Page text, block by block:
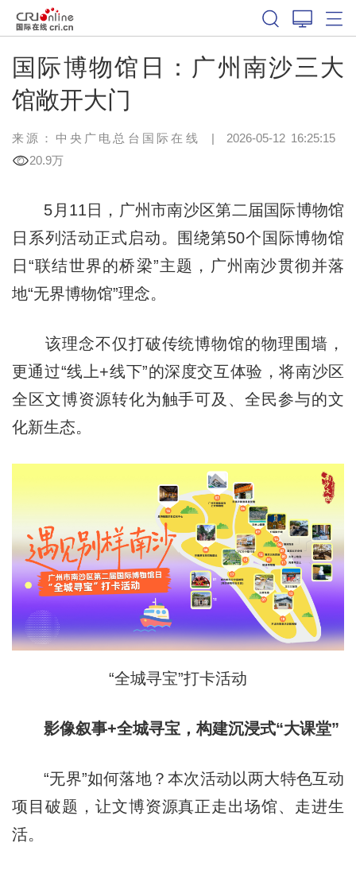
国际博物馆日：广州南沙三大
馆敞开大门
来源：中央广电总台国际在线 | 2026-05-12 16:25:15
20.9万
5月11日，广州市南沙区第二届国际博物馆
日系列活动正式启动。围绕第50个国际博物馆
日“联结世界的桥梁”主题，广州南沙贯彻并落
地“无界博物馆”理念。
该理念不仅打破传统博物馆的物理围墙，
更通过“线上+线下”的深度交互体验，将南沙区
全区文博资源转化为触手可及、全民参与的文
化新生态。
“全城寻宝”打卡活动
影像叙事+全城寻宝，构建沉浸式“大课堂”
“无界”如何落地？本次活动以两大特色互动
项目破题，让文博资源真正走出场馆、走进生
活。